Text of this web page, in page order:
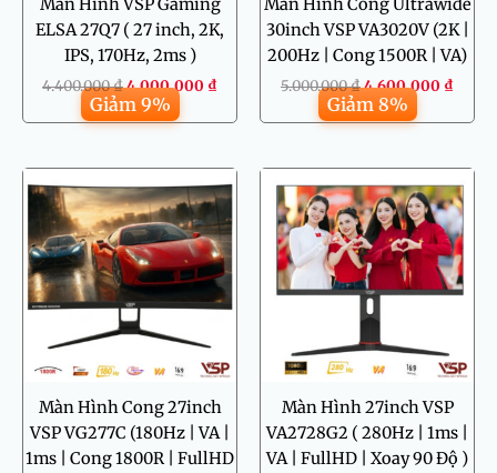
Màn Hình VSP Gaming
ELSA 27Q7 ( 27 inch, 2K,
IPS, 170Hz, 2ms )
4.400.000₫4.000.000 ₫
Giảm 9%
Màn Hình Cong Ultrawide
30inch VSP VA3020V (2K |
200Hz | Cong 1500R | VA)
5.000.000₫4.600.000 ₫
Giảm 8%
Màn Hình Cong 27inch
VSP VG277C (180Hz | VA |
1ms | Cong 1800R | FullHD
gốc
là:
3.550.000 ₫.
hiện
tại
là:
3.230.000 ₫.
Màn Hình 27inch VSP
VA2728G2 ( 280Hz | 1ms |
VA | FullHD | Xoay 90 Độ )
gốc
là:
4.800.000 ₫.
hiện
tại
là:
4.350.000